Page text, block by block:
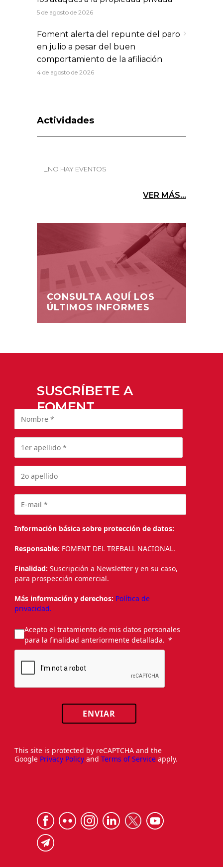
5 de agosto de 2026
Foment alerta del repunte del paro
en julio a pesar del buen
comportamiento de la afiliación
4 de agosto de 2026
Actividades
_NO HAY EVENTOS
VER MÁS...
CONSULTA AQUÍ LOS
ÚLTIMOS INFORMES
SUSCRÍBETE A
FOMENT
Información básica sobre protección de datos:
Responsable: FOMENT DEL TREBALL NACIONAL.
Finalidad: Suscripción a Newsletter y en su caso,
para prospección comercial.
Más información y derechos: Política de
privacidad.
Acepto el tratamiento de mis datos personales
para la finalidad anteriormente detallada.
ENVIAR
This site is protected by reCAPTCHA and the
Google Privacy Policy and Terms of Service apply.